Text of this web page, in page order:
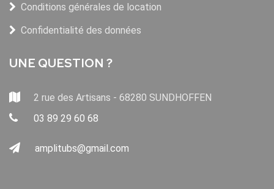
Conditions générales de location
Confidentialité des données
UNE QUESTION ?
2 rue des Artisans - 68280 SUNDHOFFEN
03 89 29 60 68
amplitubs@gmail.com